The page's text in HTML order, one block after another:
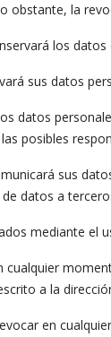
obstante, la
los
sus datos
datos
posibles
sus
datos a
mediante el
cualquier
a la
en